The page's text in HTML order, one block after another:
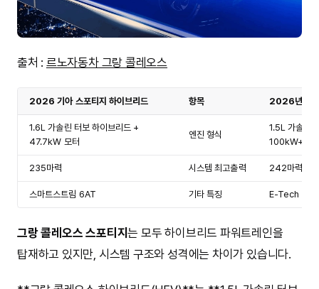
출처 : 르노자동차 그랑 콜레오스
2026 기아 스포티지 하이브리드 항목 2026년형 그
1.6L 가솔린 터보 하이브리드 +
47.7kW 모터
엔진 형식
1.5L 가솔린
100kW+보
235마력 시스템 최고출력 242마력
스마트스트림 6AT 기타 특징 E-Tech 멀티
그랑 콜레오스 스포티지는 모두 하이브리드 파워트레인을
탑재하고 있지만, 시스템 구조와 성격에는 차이가 있습니다.